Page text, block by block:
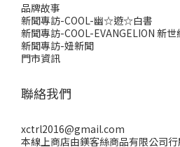
品牌故事
新聞專訪-COOL-幽☆遊☆白書
新聞專訪-COOL-EVANGELION 新
新聞專訪-妞新聞
門市資訊
聯絡我們
xctrl2016@gmail.com
本線上商店由鎂客絲商品有限公司行